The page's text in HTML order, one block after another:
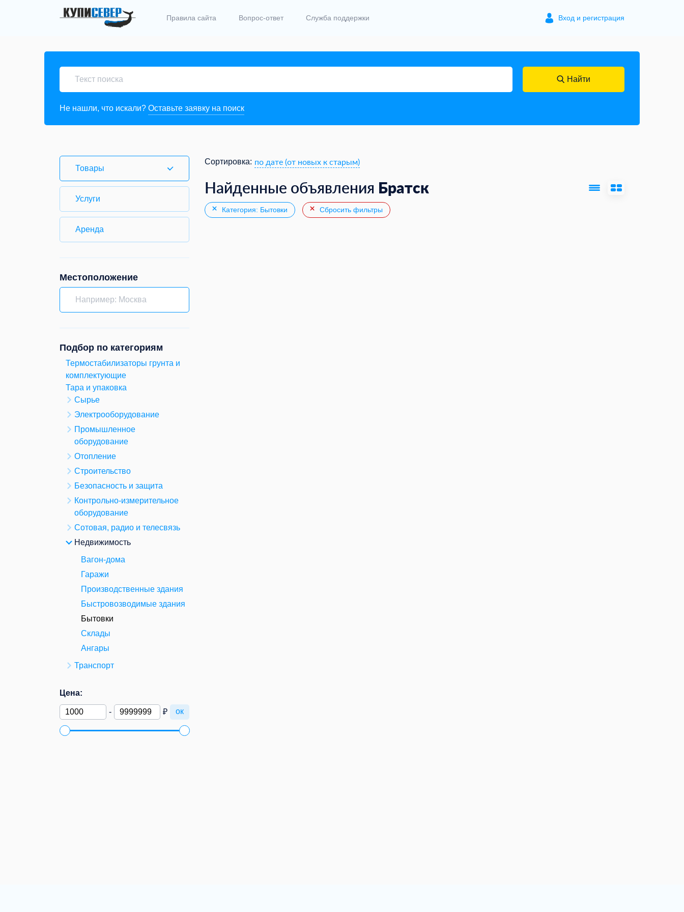
Правила сайта Вопрос-ответ Служба поддержки Вход и регистрация
Найти
Не нашли, что искали? Оставьте заявку на поиск
Товары
Услуги
Аренда
Местоположение
Подбор по категориям
Термостабилизаторы грунта и
комплектующие
Тара и упаковка
Сырье
Электрооборудование
Промышленное
оборудование
Отопление
Строительство
Безопасность и защита
Контрольно-измерительное
оборудование
Сотовая, радио и телесвязь
Недвижимость
Вагон-дома
Гаражи
Производственные здания
Быстровозводимые здания
Бытовки
Склады
Ангары
Транспорт
Цена:
- ₽ ок
Сортировка: по дате (от новых к старым)
Найденные объявления Братск
Категория: Бытовки Сбросить фильтры